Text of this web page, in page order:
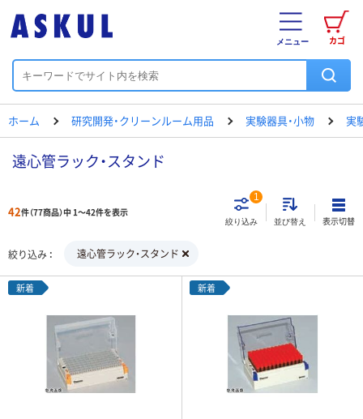
カゴ
メニュー
ホーム 研究開発・クリーンルーム用品 実験器具・小物 実
遠心管ラック・スタンド
42件（77商品）中 1～42件を表示
絞り込み
1
並び替え 表示切替
絞り込み 遠心管ラック・スタンド
新着 新着